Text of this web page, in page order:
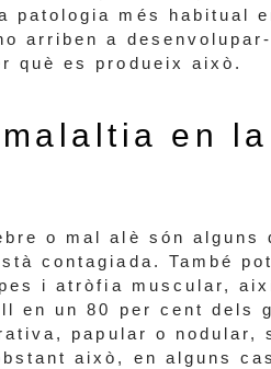
patologia més habitual
arriben a
què es produeix això.
en
o mal alè són alguns
contagiada. També
i atròfia muscular,
en un 80 per cent dels
papular o nodular,
això, en alguns